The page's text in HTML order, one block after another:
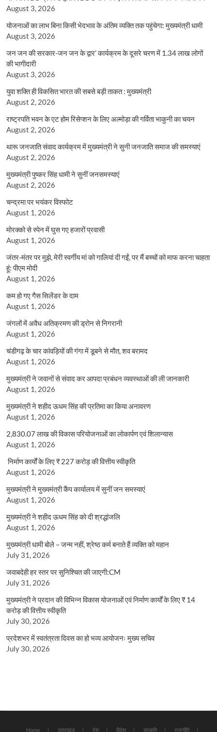
August 3, 2026
योजनाओं का लाभ बिना किसी भेदभाव के अंतिम व्यक्ति तक पहुंचेगा: मुख्यमंत्री धामी
August 3, 2026
जन जन की सरकार-जन जन के द्वार’ कार्यक्रम के दूसरे चरण में 1.34 लाख लोगों
की भागीदारी
August 3, 2026
युवा शक्ति ही विकसित भारत की सबसे बड़ी ताकत : मुख्यमंत्री
August 2, 2026
राष्ट्रपति भवन के एट होम रिसेप्शन के लिए अल्मोड़ा की गर्विता भाकुनी का चयन
August 2, 2026
थारू जनजाति संवाद कार्यक्रम में मुख्यमंत्री ने सुनी जनजाति समाज की समस्याएं
August 2, 2026
मुख्यमंत्री पुष्कर सिंह धामी ने सुनीं जनसमस्याएं
August 2, 2026
चन्द्रमा पर भयंकर विस्फोट
August 1, 2026
मोरक्को से स्पेन में घुस गए हजारों प्रवासी
August 1, 2026
जंतर-मंतर पर मुझे, मेरी स्वर्गीय मां को गालियां दी गईं, पर मैं बच्चों को माफ करना चाहता
हूं: पीएम मोदी
August 1, 2026
कम हो गए गैस सिलेंडर के दाम
August 1, 2026
जंगलों में अवैध अतिक्रमण की ड्रोन से निगरानी
August 1, 2026
चंडीगढ़ के चार कांवड़ियों की गंगा में डूबने से मौत, शव बरामद
August 1, 2026
मुख्यमंत्री ने जवानों से संवाद कर आपदा प्रबंधन व्यवस्थाओं की ली जानकारी
August 1, 2026
मुख्यमंत्री ने शहीद ऊधम सिंह की प्रतिमा का किया अनावरण
August 1, 2026
2,830.07 लाख की विकास परियोजनाओं का लोकार्पण एवं शिलान्यास
August 1, 2026
निर्माण कार्यों के लिए ₹ 227 करोड़ की वित्तीय स्वीकृति
August 1, 2026
मुख्यमंत्री ने मुख्यमंत्री कैंप कार्यालय में सुनीं जन समस्याएं
August 1, 2026
मुख्यमंत्री ने शहीद ऊधम सिंह को दी श्रद्धांजलि
August 1, 2026
मुख्यमंत्री धामी बोले – जन्म नहीं, श्रेष्ठ कर्म बनाते हैं व्यक्ति को महान
July 31, 2026
जवाबदेही हर स्तर पर सुनिश्चित की जाएगी:CM
July 31, 2026
मुख्यमंत्री ने प्रदान की विभिन्न विकास योजनाओं एवं निर्माण कार्यों के लिए ₹ 14
करोड़ की वित्तीय स्वीकृति
July 30, 2026
प्रदेशभर में स्वतंत्रता दिवस का हो भव्य आयोजनः मुख्य सचिव
July 30, 2026
Home उत्तराखंड देश विदेश संस्कृति राजनीति